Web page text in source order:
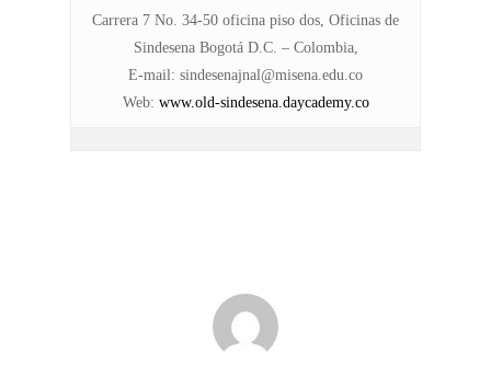
Carrera 7 No. 34-50 oficina piso dos, Oficinas de
Sindesena Bogotá D.C. – Colombia,
E-mail: sindesenajnal@misena.edu.co
Web: www.old-sindesena.daycademy.co